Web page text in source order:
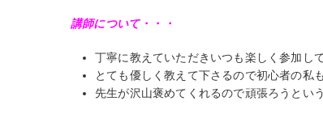
講師について・・・
丁寧に教えていただきいつも楽しく参加して
とても優しく教えて下さるので初心者の私
先生が沢山褒めてくれるので頑張ろうとい